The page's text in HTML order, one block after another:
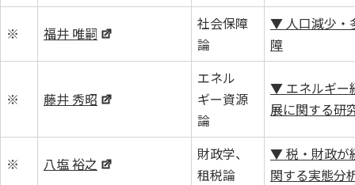
※ 福井 唯嗣
社会保障
論
▼ 人口減少・
障
※ 藤井 秀昭
エネル
ギー資源
論
▼ エネルギー
展に関する研
※ 八塩 裕之
財政学、
租税論
▼ 税・財政が
関する実態分